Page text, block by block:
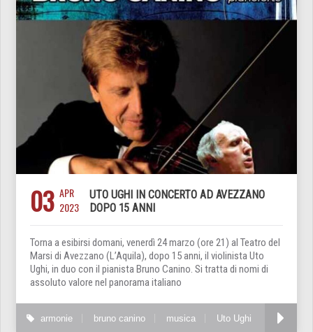
03 APR
2023
UTO UGHI IN CONCERTO AD AVEZZANO
DOPO 15 ANNI
Torna a esibirsi domani, venerdì 24 marzo (ore 21) al Teatro del
Marsi di Avezzano (L’Aquila), dopo 15 anni, il violinista Uto
Ughi, in duo con il pianista Bruno Canino. Si tratta di nomi di
assoluto valore nel panorama italiano
armonie bruno canino musica Uto Ughi